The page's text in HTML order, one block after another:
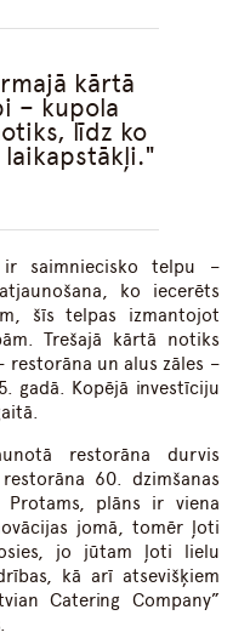
kārtā
– kupola
līdz ko
saimniecisko telpu –
ko iecerēts
šīs telpas izmantojot
Trešajā kārtā notiks
un alus zāles –
gadā. Kopējā investīciju
restorāna durvis
60. dzimšanas
Protams, plāns ir viena
jomā, tomēr ļoti
jo jūtam ļoti lielu
kā arī atsevišķiem
Catering Company”